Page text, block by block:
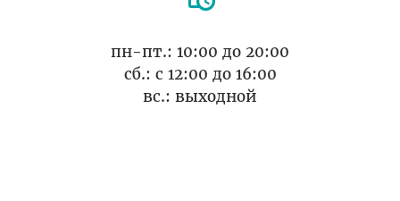
пн-пт.: 10:00 до 20:00
cб.: с 12:00 до 16:00
вс.: выходной